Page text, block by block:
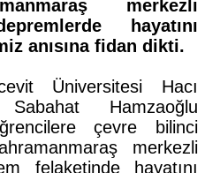
merkezli
hayatını
anısına fidan dikti.
Üniversitesi Hacı
Hamzaoğlu
çevre bilinci
merkezli
felaketinde hayatını